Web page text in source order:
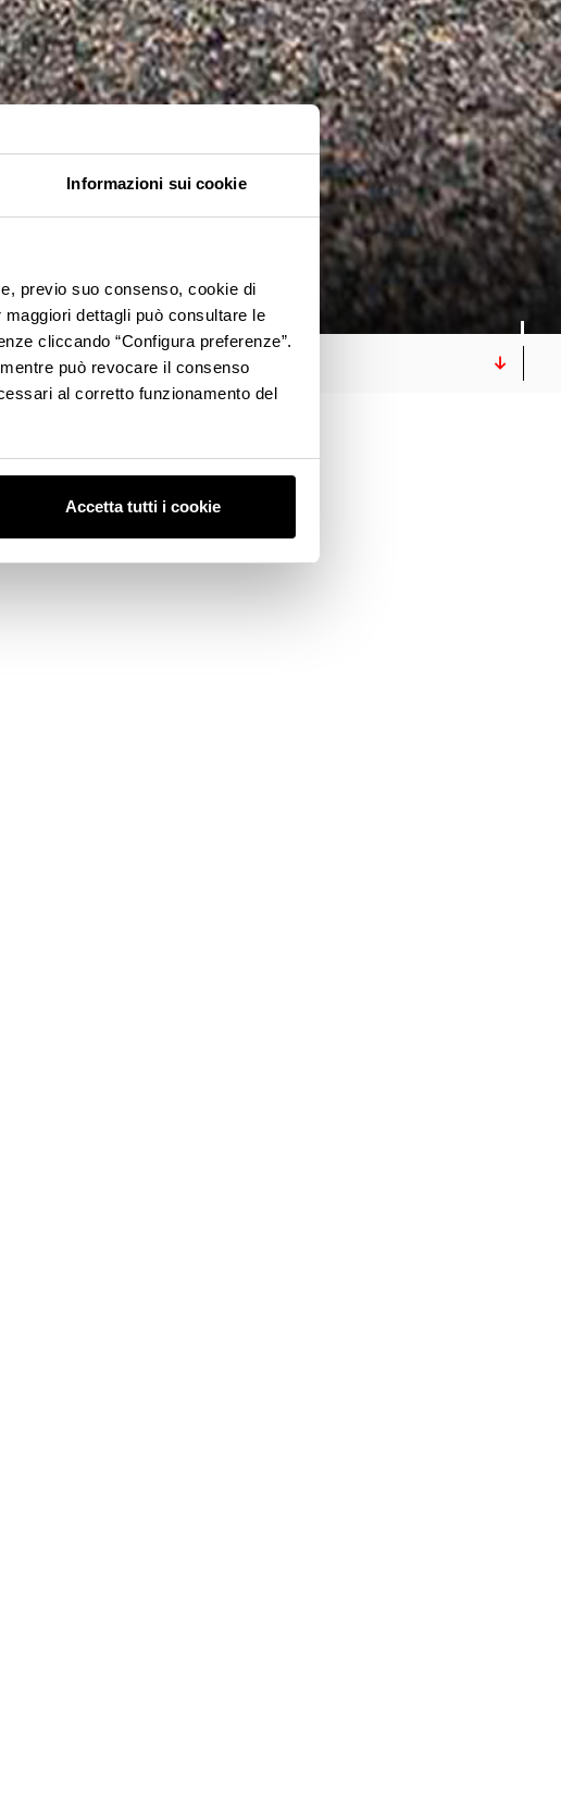
Informazioni sui cookie
previo suo consenso, cookie di
dettagli può consultare le
cliccando “Configura preferenze”.
può revocare il consenso
al corretto funzionamento del
Accetta tutti i cookie
MEDIA GALLERY